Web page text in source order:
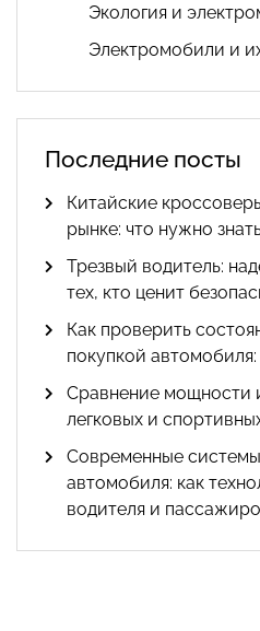
Экология и
Электромобили и
Последние посты
Китайские
рынке: что нужно
Трезвый водитель:
тех, кто ценит
Как проверить
покупкой
Сравнение мощности
легковых и
Современные
автомобиля: как
водителя и